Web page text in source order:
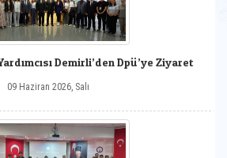
Demirli’den Dpü’ye Ziyaret
09 Haziran 2026, Salı